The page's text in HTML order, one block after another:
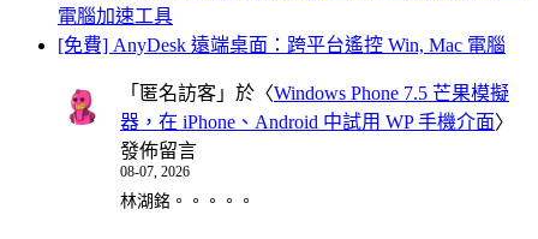
電腦加速工具
[免費] AnyDesk 遠端桌面：跨平台遙控 Win, Mac 電腦
「 匿名訪客 」於〈Windows Phone 7.5 芒果模擬
器，在 iPhone、Android 中試用 WP 手機介面〉
發佈留言
08-07, 2026
林湖銘。。。。。